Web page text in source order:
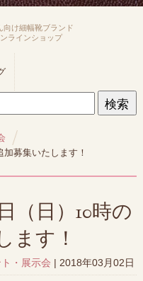
向け細幅靴ブランド
ラインショップ
募集いたします！
（日）10時の
ます！
・展示会 | 2018年03月02日